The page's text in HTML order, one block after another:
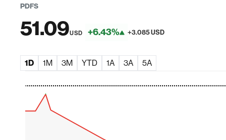
PDFS
51.09USD +6.43% +3.085 USD
1D 1M 3M YTD 1A 3A 5A